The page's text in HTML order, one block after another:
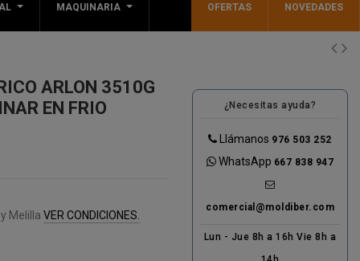
MAQUINARIA OFERTAS NOVEDADES
ARLON 3510G
EN FRIO
Melilla VER CONDICIONES.
¿Necesitas ayuda?
Llámanos 976 503 252
WhatsApp 667 838 947
comercial@moldiber.com
Lun - Jue 8h a 16h Vie 8h a